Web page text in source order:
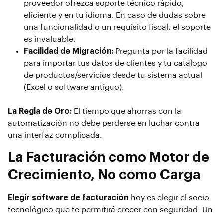
proveedor ofrezca soporte técnico rápido,
eficiente y en tu idioma. En caso de dudas sobre
una funcionalidad o un requisito fiscal, el soporte
es invaluable.
Facilidad de Migración: Pregunta por la facilidad
para importar tus datos de clientes y tu catálogo
de productos/servicios desde tu sistema actual
(Excel o software antiguo).
La Regla de Oro: El tiempo que ahorras con la
automatización no debe perderse en luchar contra
una interfaz complicada.
La Facturación como Motor de
Crecimiento, No como Carga
Elegir software de facturación hoy es elegir el socio
tecnológico que te permitirá crecer con seguridad. Un